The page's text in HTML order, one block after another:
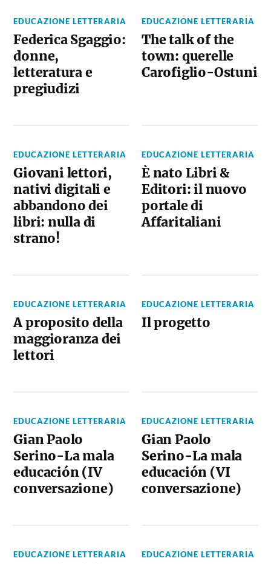
EDUCAZIONE LETTERARIA
Federica Sgaggio:
donne,
letteratura e
pregiudizi
EDUCAZIONE LETTERARIA
The talk of the
town: querelle
Carofiglio-Ostuni
EDUCAZIONE LETTERARIA
Giovani lettori,
nativi digitali e
abbandono dei
libri: nulla di
strano!
EDUCAZIONE LETTERARIA
È nato Libri &
Editori: il nuovo
portale di
Affaritaliani
EDUCAZIONE LETTERARIA
A proposito della
maggioranza dei
lettori
EDUCAZIONE LETTERARIA
Il progetto
EDUCAZIONE LETTERARIA
Gian Paolo
Serino-La mala
educación (IV
conversazione)
EDUCAZIONE LETTERARIA
Gian Paolo
Serino-La mala
educación (VI
conversazione)
EDUCAZIONE LETTERARIA EDUCAZIONE LETTERARIA